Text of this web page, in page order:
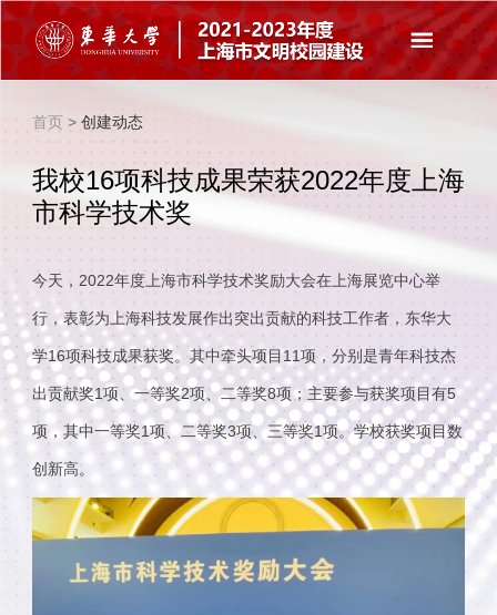
首页> 创建动态
我校16项科技成果荣获2022年度上海
市科学技术奖
今天，2022年度上海市科学技术奖励大会在上海展览中心举
行，表彰为上海科技发展作出突出贡献的科技工作者，东华大
学16项科技成果获奖。其中牵头项目11项，分别是青年科技杰
出贡献奖1项、一等奖2项、二等奖8项；主要参与获奖项目有5
项，其中一等奖1项、二等奖3项、三等奖1项。学校获奖项目数
创新高。